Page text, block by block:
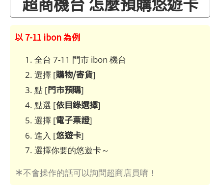
以 7-11 ibon 為例
全台 7-11 門市 ibon 機台
選擇 [購物/寄貨]
點 [門市預購]
點選 [依目錄選擇]
選擇 [電子票證]
進入 [悠遊卡]
選擇你要的悠遊卡～
＊不會操作的話可以詢問超商店員唷！